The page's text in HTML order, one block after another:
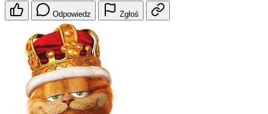
Odpowiedz Zgłoś